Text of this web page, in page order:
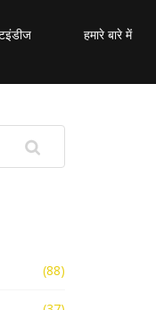
हमारे बारे में
(88)